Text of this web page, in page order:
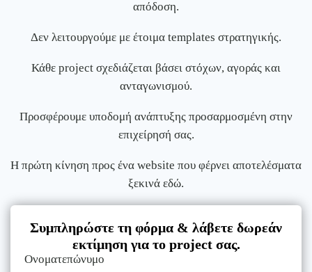
απόδοση.
Δεν λειτουργούμε με έτοιμα templates στρατηγικής.
Κάθε project σχεδιάζεται βάσει στόχων, αγοράς και
ανταγωνισμού.
Προσφέρουμε υποδομή ανάπτυξης προσαρμοσμένη στην
επιχείρησή σας.
Η πρώτη κίνηση προς ένα website που φέρνει αποτελέσματα
ξεκινά εδώ.
Συμπληρώστε τη φόρμα & λάβετε δωρεάν
εκτίμηση για το project σας.
Ονοματεπώνυμο